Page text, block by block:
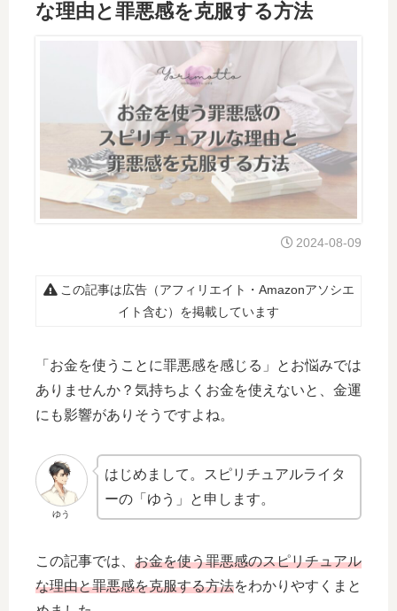
な理由と罪悪感を克服する方法
2024-08-09
この記事は広告（アフィリエイト・Amazonアソシエ
イト含む）を掲載しています
「お金を使うことに罪悪感を感じる」とお悩みでは
ありませんか？気持ちよくお金を使えないと、金運
にも影響がありそうですよね。
ゆう
はじめまして。スピリチュアルライタ
ーの「ゆう」と申します。
この記事では、 お金を使う罪悪感のスピリチュアル
な理由と罪悪感を克服する方法をわかりやすくまと